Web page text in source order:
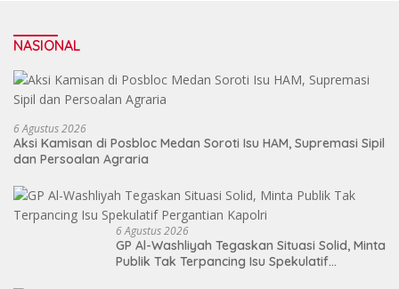
NASIONAL
6 Agustus 2026
Aksi Kamisan di Posbloc Medan Soroti Isu HAM, Supremasi Sipil
dan Persoalan Agraria
6 Agustus 2026
GP Al-Washliyah Tegaskan Situasi Solid, Minta
Publik Tak Terpancing Isu Spekulatif